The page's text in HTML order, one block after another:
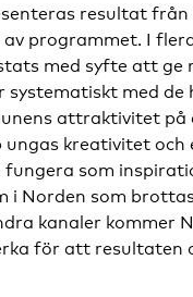
resultat från
programmet. I
med syfte att
systematiskt med
attraktivitet på
kreativitet
fungera som
i Norden som
kanaler kommer
för att resultaten